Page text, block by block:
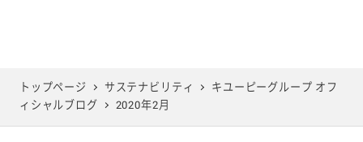
2025年4月
2024年5月
2023年6月
2022年7月
2021年8月
2020年9月
2019年10月
トップページ サステナビリティ
キユーピーグループ オフ
ィシャルブログ
2020年2月